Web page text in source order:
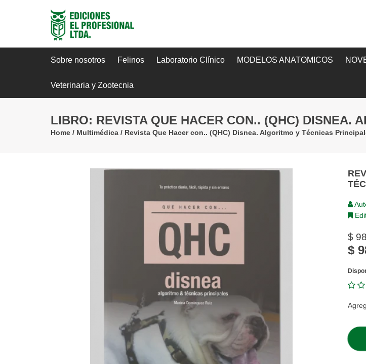
Sobre nosotros Felinos Laboratorio Clínico MODELOS ANATOMICOS
Veterinaria y Zootecnia
LIBRO: REVISTA QUE HACER CON.. (QHC) DISNEA.
Home/ Multimédica/ Revista Que Hacer con.. (QHC) Disnea. Algoritmo y Técnicas
$
$